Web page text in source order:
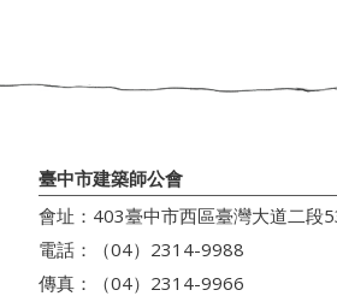
臺中市建築師公會
會址：403臺中市西區臺灣大道二段
電話：（04）2314-9988
傳真：（04）2314-9966